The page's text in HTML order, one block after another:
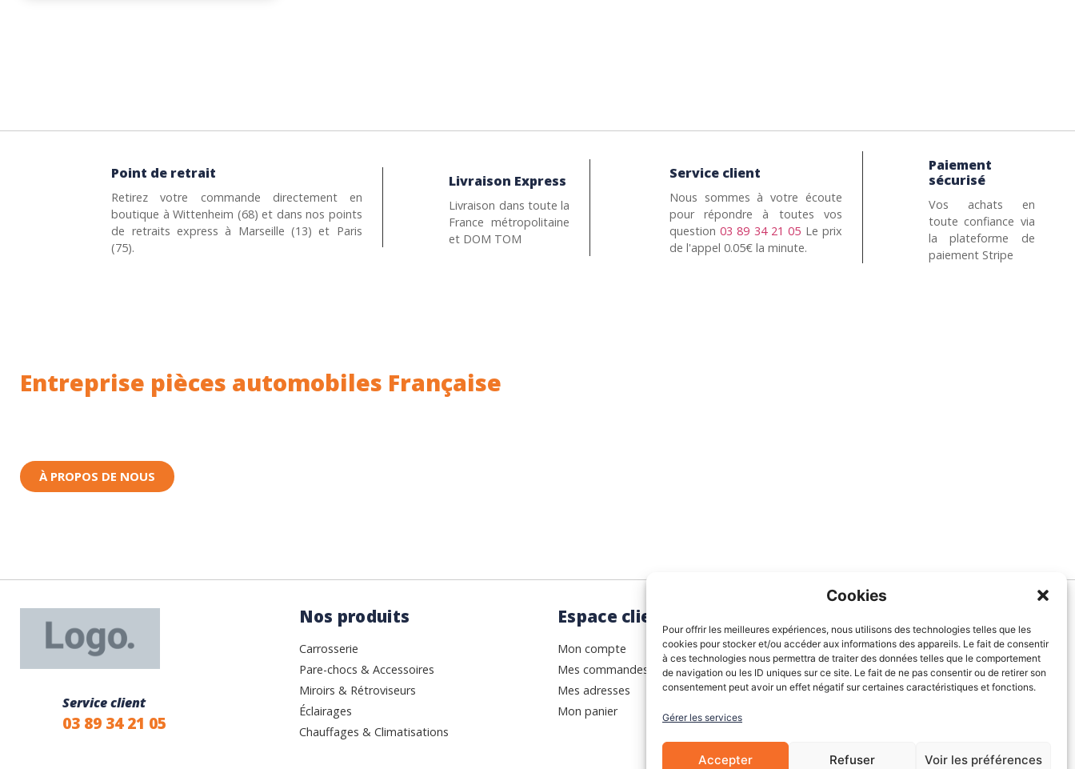
Cookies
Pour offrir les meilleures expériences, nous utilisons des technologies telles que les
cookies pour stocker et/ou accéder aux informations des appareils. Le fait de consentir
à ces technologies nous permettra de traiter des données telles que le comportement
de navigation ou les ID uniques sur ce site. Le fait de ne pas consentir ou de retirer son
consentement peut avoir un effet négatif sur certaines caractéristiques et fonctions.
Gérer les services
Accepter Refuser Voir les préférences
Point de retrait
Retirez votre commande directement en
boutique à Wittenheim (68) et dans nos points
de retraits express à Marseille (13) et Paris
(75).
Livraison Express
Livraison dans toute la
France métropolitaine
et DOM TOM
Service client
Nous sommes à votre écoute
pour répondre à toutes vos
question03 89 34 21 05 Le prix
de l'appel 0.05€ la minute.
Paiement
sécurisé
Vos achats en
toute confiance via
la plateforme de
paiement Stripe
Entreprise pièces automobiles Française
À PROPOS DE NOUS
Service client
03 89 34 21 05
Nos produits
Carrosserie
Pare-chocs & Accessoires
Miroirs & Rétroviseurs
Éclairages
Chauffages & Climatisations
Espace client
Mon compte
Mes commandes
Mes adresses
Mon panier
À Propos de nous
Blog
Contactez-nous
Cookies